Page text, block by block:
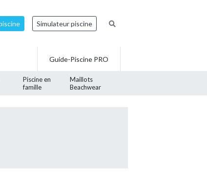
Simulateur piscine
Piscine en
famille
Maillots
Beachwear
Guide-Piscine PRO